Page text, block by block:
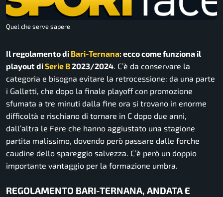
Quel che serve sapere
Il regolamento di Bari-Ternana: ecco come funziona il
playout diSerie B2023/2024 . C’è da conservare la
categoria e bisogna evitare la retrocessione: da una parte
i Galletti, che dopo la finale playoff con promozione
sfumata a tre minuti dalla fine ora si trovano in enorme
difficoltà e rischiano di tornare in C dopo due anni,
dall’altra le Fere che hanno aggiustato una stagione
partita malissimo, dovendo però passare dalle forche
caudine dello spareggio salvezza. C’è però un doppio
importante vantaggio per la formazione umbra.
REGOLAMENTO BARI-TERNANA, ANDATA E